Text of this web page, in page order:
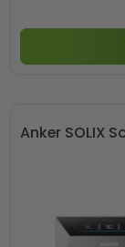
Anker SOLIX